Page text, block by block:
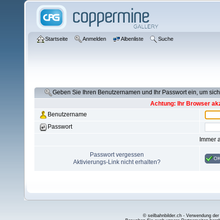
Startseite Anmelden Albenliste Suche
Geben Sie Ihren Benutzernamen und Ihr Passwort ein, um
Achtung: Ihr Browser
Benutzername
Passwort
Immer
Passwort vergessen
Aktivierungs-Link nicht erhalten?
© seilbahnbilder.ch - Verwendung